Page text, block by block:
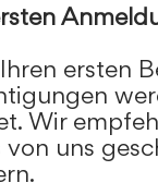
ersten
Wir
uns